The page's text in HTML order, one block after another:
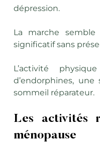
dépression.
La marche
significatif sans
L’activité
d’endorphines,
sommeil réparateur.
Les activités
ménopause